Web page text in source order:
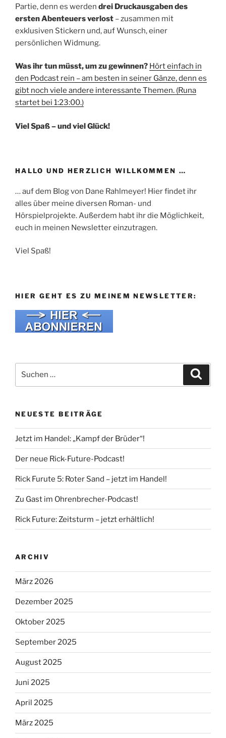
Partie, denn es werden drei Druckausgaben des
ersten Abenteuers verlost – zusammen mit
exklusiven Stickern und, auf Wunsch, einer
persönlichen Widmung.
Was ihr tun müsst, um zu gewinnen? Hört einfach in
den Podcast rein – am besten in seiner Gänze, denn es
gibt noch viele andere interessante Themen. (Runa
startet bei 1:23:00.)
Viel Spaß – und viel Glück!
HALLO UND HERZLICH WILLKOMMEN …
… auf dem Blog von Dane Rahlmeyer! Hier findet ihr
alles über meine diversen Roman- und
Hörspielprojekte. Außerdem habt ihr die Möglichkeit,
euch in meinen Newsletter einzutragen.
Viel Spaß!
HIER GEHT ES ZU MEINEM NEWSLETTER:
nach:
NEUESTE BEITRÄGE
Jetzt im Handel: „Kampf der Brüder“!
Der neue Rick-Future-Podcast!
Rick Furute 5: Roter Sand – jetzt im Handel!
Zu Gast im Ohrenbrecher-Podcast!
Rick Future: Zeitsturm – jetzt erhältlich!
ARCHIV
März 2026
Dezember 2025
Oktober 2025
September 2025
August 2025
Juni 2025
April 2025
März 2025